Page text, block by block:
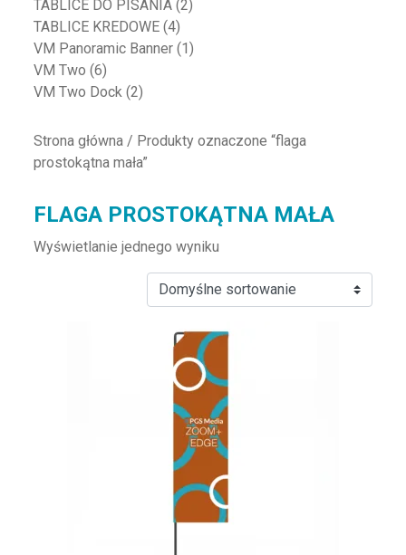
TABLICE DO PISANIA (2)
TABLICE KREDOWE (4)
VM Panoramic Banner (1)
VM Two (6)
VM Two Dock (2)
Strona główna / Produkty oznaczone “flaga
prostokątna mała”
FLAGA PROSTOKĄTNA MAŁA
Wyświetlanie jednego wyniku
Ten produkt ma wiele wariantów. Opcje można wybrać na